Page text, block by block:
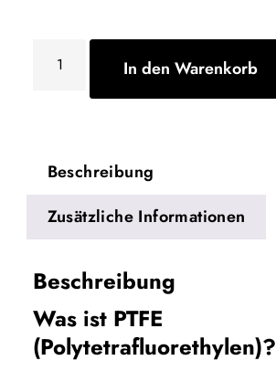
In den Warenkorb
Beschreibung
Zusätzliche Informationen
Beschreibung
Was ist PTFE
(Polytetrafluorethylen)?